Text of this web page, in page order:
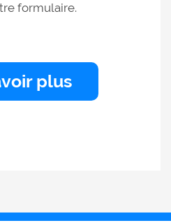
formulaire.
plus